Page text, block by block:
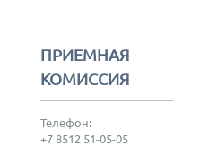
ПРИЕМНАЯ
КОМИССИЯ
Телефон:
+7 8512 51-05-05